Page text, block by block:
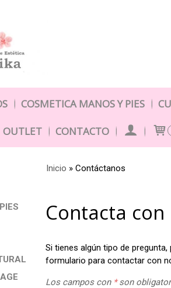
COSMETICA MANOS Y PIES
OUTLET CONTACTO
Inicio » Contáctanos
Contacta
Si tienes algún tipo de
formulario para contactar con
Los campos con *son